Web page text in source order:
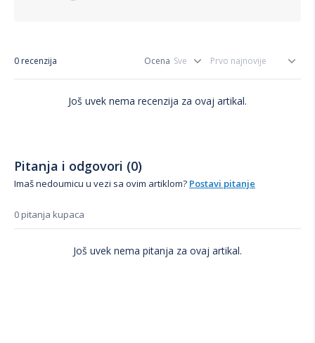
0 recenzija Ocena
Još uvek nema recenzija za ovaj artikal.
Pitanja i odgovori (0)
Imaš nedoumicu u vezi sa ovim artiklom? Postavi pitanje
0 pitanja kupaca
Još uvek nema pitanja za ovaj artikal.